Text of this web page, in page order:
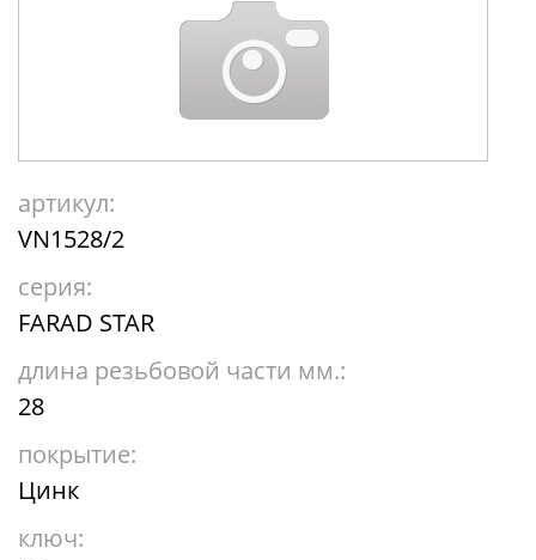
артикул:
VN1528/2
серия:
FARAD STAR
длина резьбовой части мм.:
28
покрытие:
Цинк
ключ: